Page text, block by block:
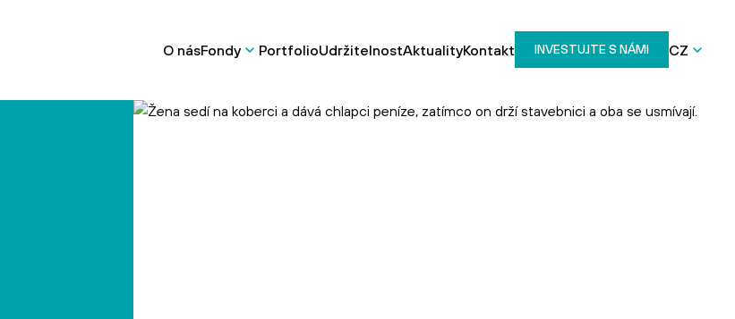
O násFondy PortfolioUdržitelnostAktualityKontakt INVESTUJTE S NÁMI CZ